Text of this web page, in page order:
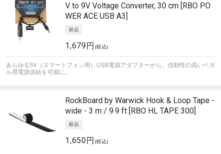
V to 9V Voltage Converter, 30 cm [RBO PO
WER ACE USB A3]
1,679円 (税込)
あらゆる5V（スマートフォン用）USB電源アダプターから、信頼性の高いペダ
ル用電源供給を可能に。
RockBoard by Warwick Hook & Loop Tape -
wide - 3 m / 9.9 ft [RBO HL TAPE 300]
1,650円 (税込)